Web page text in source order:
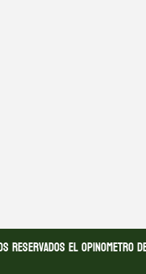
reservados El opinometro